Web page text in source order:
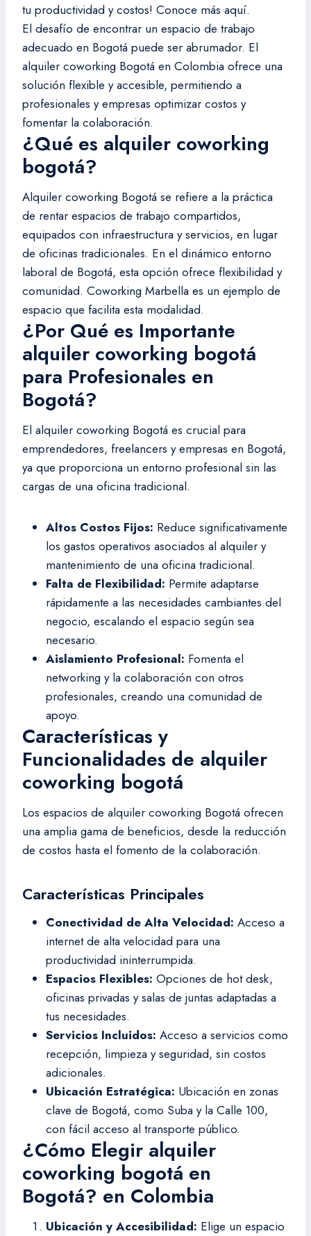
tu productividad y costos! Conoce más aquí.
El desafío de encontrar un espacio de trabajo
adecuado en Bogotá puede ser abrumador. El
alquiler coworking Bogotá en Colombia ofrece una
solución flexible y accesible, permitiendo a
profesionales y empresas optimizar costos y
fomentar la colaboración.
¿Qué es alquiler coworking
bogotá?
Alquiler coworking Bogotá se refiere a la práctica
de rentar espacios de trabajo compartidos,
equipados con infraestructura y servicios, en lugar
de oficinas tradicionales. En el dinámico entorno
laboral de Bogotá, esta opción ofrece flexibilidad y
comunidad. Coworking Marbella es un ejemplo de
espacio que facilita esta modalidad.
¿Por Qué es Importante
alquiler coworking bogotá
para Profesionales en
Bogotá?
El alquiler coworking Bogotá es crucial para
emprendedores, freelancers y empresas en Bogotá,
ya que proporciona un entorno profesional sin las
cargas de una oficina tradicional.
Altos Costos Fijos: Reduce significativamente
los gastos operativos asociados al alquiler y
mantenimiento de una oficina tradicional.
Falta de Flexibilidad: Permite adaptarse
rápidamente a las necesidades cambiantes del
negocio, escalando el espacio según sea
necesario.
Aislamiento Profesional: Fomenta el
networking y la colaboración con otros
profesionales, creando una comunidad de
apoyo.
Características y
Funcionalidades de alquiler
coworking bogotá
Los espacios de alquiler coworking Bogotá ofrecen
una amplia gama de beneficios, desde la reducción
de costos hasta el fomento de la colaboración.
Características Principales
Conectividad de Alta Velocidad: Acceso a
internet de alta velocidad para una
productividad ininterrumpida.
Espacios Flexibles: Opciones de hot desk,
oficinas privadas y salas de juntas adaptadas a
tus necesidades.
Servicios Incluidos: Acceso a servicios como
recepción, limpieza y seguridad, sin costos
adicionales.
Ubicación Estratégica: Ubicación en zonas
clave de Bogotá, como Suba y la Calle 100,
con fácil acceso al transporte público.
¿Cómo Elegir alquiler
coworking bogotá en
Bogotá? en Colombia
Ubicación y Accesibilidad: Elige un espacio